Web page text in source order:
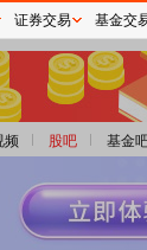
频 股吧 基金
证券交易 基金交